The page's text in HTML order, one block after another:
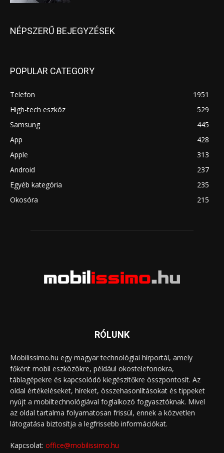
NÉPSZERŰ BEJEGYZÉSEK
POPULAR CATEGORY
Telefon
1951
High-tech eszköz
529
Samsung
445
App
428
Apple
313
Android
237
Egyéb kategória
235
Okosóra
215
RÓLUNK
Mobilissimo.hu egy magyar technológiai hírportál, amely
főként mobil eszközökre, például okostelefonokra,
táblagépekre és kapcsolódó kiegészítőkre összpontosít. Az
oldal értékeléseket, híreket, összehasonlításokat és tippeket
nyújt a mobiltechnológiával foglalkozó fogyasztóknak. Mivel
az oldal tartalma folyamatosan frissül, ennek a közvetlen
látogatása biztosítja a legfrissebb információkat.
Kapcsolat: office@mobilissimo.hu